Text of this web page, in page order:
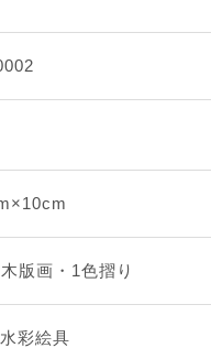
版画・1色摺り
彩絵具